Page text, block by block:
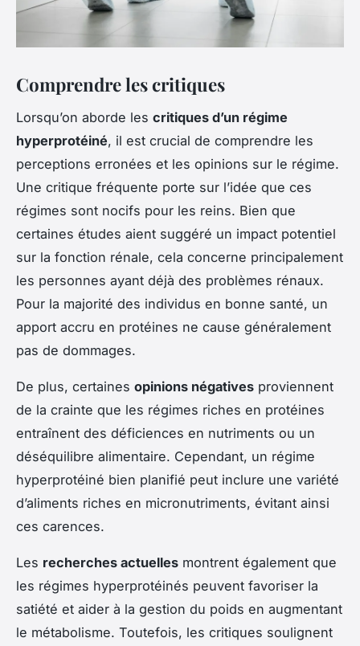
Comprendre les critiques
Lorsqu’on aborde les critiques d’un régime
hyperprotéiné, il est crucial de comprendre les
perceptions erronées et les opinions sur le régime.
Une critique fréquente porte sur l’idée que ces
régimes sont nocifs pour les reins. Bien que
certaines études aient suggéré un impact potentiel
sur la fonction rénale, cela concerne principalement
les personnes ayant déjà des problèmes rénaux.
Pour la majorité des individus en bonne santé, un
apport accru en protéines ne cause généralement
pas de dommages.
De plus, certaines opinions négatives proviennent
de la crainte que les régimes riches en protéines
entraînent des déficiences en nutriments ou un
déséquilibre alimentaire. Cependant, un régime
hyperprotéiné bien planifié peut inclure une variété
d’aliments riches en micronutriments, évitant ainsi
ces carences.
Les recherches actuelles montrent également que
les régimes hyperprotéinés peuvent favoriser la
satiété et aider à la gestion du poids en augmentant
le métabolisme. Toutefois, les critiques soulignent